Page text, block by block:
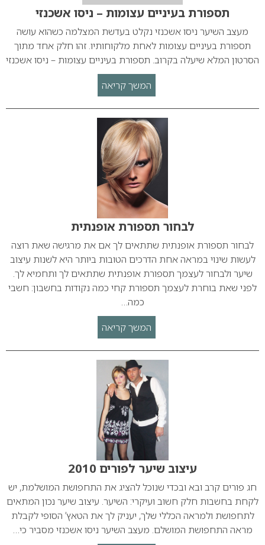
תספורת בעיניים עצומות – ניסו אשכנזי
מעצב השיער ניסו אשכנזי נקלט בעדשת המצלמה כשהוא עושה
תספורת בעיניים עצומות לאחת מלקוחותיו. זהו חלק אחד מתוך
הסרטון המלא שיעלה בקרוב. תספורת בעיניים עצומות – ניסו אשכנזי
המשך קריאה
לבחור תספורת אופנתית
לבחור תספורת אופנתית שתתאים לך אם את מרגישה שאת רוצה
לעשות שינוי במראה אחת הדרכים הטובות ביותר היא לשנות עיצוב
שיער ולבחור לעצמך תספורת אופנתית שתתאים לך ותחמיא לך.
לפני שאת בוחרת לעצמך תספורת קחי כמה נקודות בחשבון: חשבי
כמה…
המשך קריאה
עיצוב שיער לפורים 2010
חג פורים קרב ובא ובכדי שנוכל להציג את התחפושת המושלמת, יש
לקחת בחשבות חלק חשוב ועיקרי: השיער. עיצוב שיער נכון המתאים
לתחפושת ולמראה הכללי שלך, יעניק לך את הטאץ’ הסופי לקבלת
מראה התחפושת המושלם. מעצב השיער ניסו אשכנזי מסביר כי…